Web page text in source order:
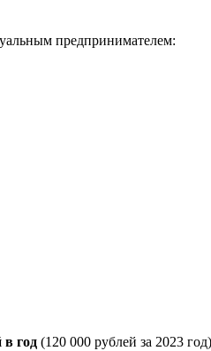
предпринимателем:
в год (120 000 рублей за 2023